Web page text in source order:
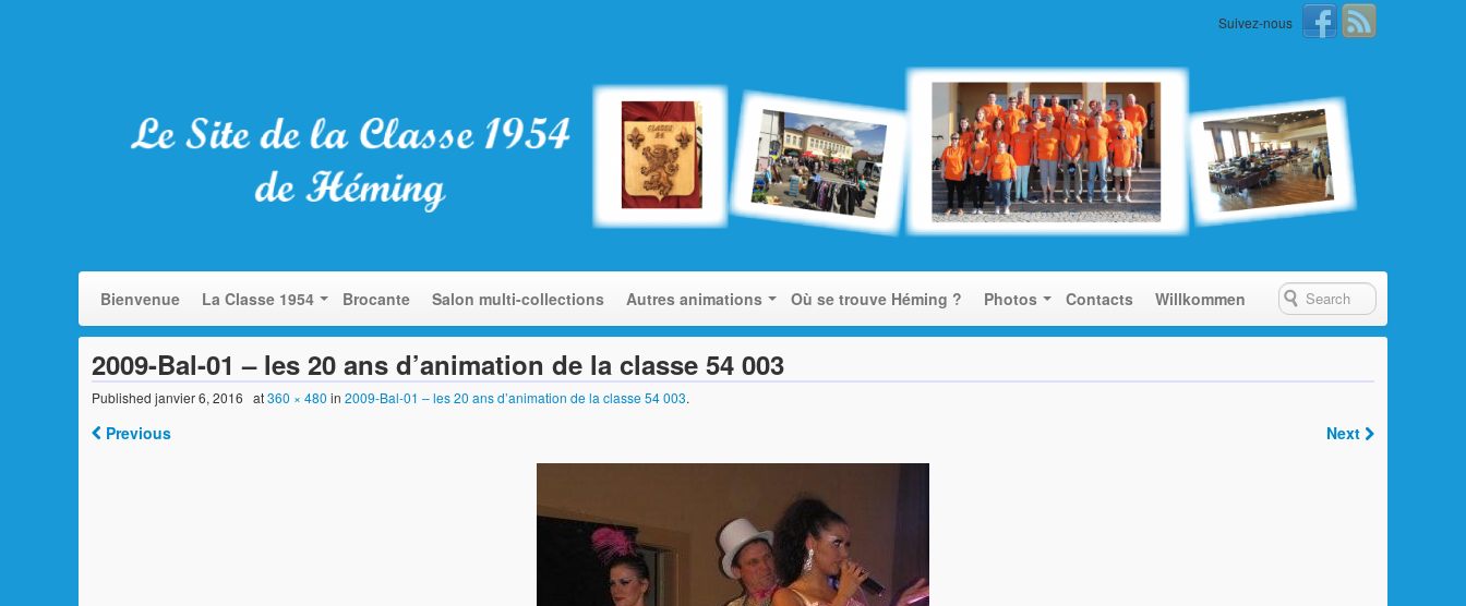
Suivez-nous
Bienvenue La Classe 1954 Brocante Salon multi-collections Autres animations Où se trouve Héming ? Photos Contacts Willkommen
2009-Bal-01 – les 20 ans d’animation de la classe 54 003
Published janvier 6, 2016 at360 × 480 in 2009-Bal-01 – les 20 ans d’animation de la classe 54 003.
Previous Next